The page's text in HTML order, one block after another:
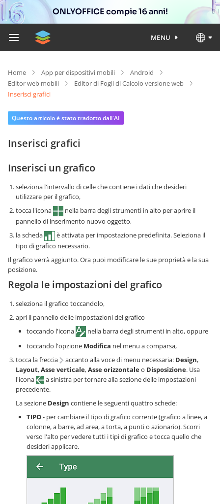
ONLYOFFICE compie 16 anni!
MENU
Home App per dispositivi mobili
Android
Editor web mobili
Editor di Fogli di Calcolo versione web
Inserisci grafici
Questo articolo è stato tradotto dall'AI
Inserisci grafici
Inserisci un grafico
seleziona l'intervallo di celle che contiene i dati che desideri
utilizzare per il grafico,
tocca l'icona
nella barra degli strumenti in alto per aprire il
pannello di inserimento nuovo oggetto,
la scheda
è attivata per impostazione predefinita. Seleziona il
tipo di grafico necessario.
Il grafico verrà aggiunto. Ora puoi modificare le sue proprietà e la sua
posizione.
Regola le impostazioni del grafico
seleziona il grafico toccandolo,
apri il pannello delle impostazioni del grafico
toccando l'icona
nella barra degli strumenti in alto, oppure
toccando l'opzione Modifica nel menu a comparsa,
tocca la freccia
accanto alla voce di menu necessaria: Design,
Layout,Asse verticale,Asse orizzontaleo Disposizione. Usa
l'icona
a sinistra per tornare alla sezione delle impostazioni
precedente.
La sezione Design contiene le seguenti quattro schede:
TIPO- per cambiare il tipo di grafico corrente (grafico a linee, a
colonne, a barre, ad area, a torta, a punti o azionario). Scorri
verso l'alto per vedere tutti i tipi di grafico e tocca quello che
desideri applicare.